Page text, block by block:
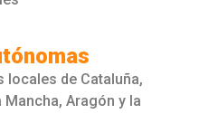
locales de Cataluña,
Aragón y la